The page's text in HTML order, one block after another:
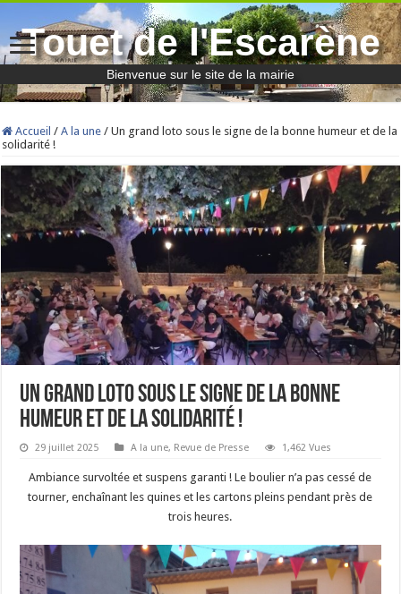
Touet de l'Escarène
Bienvenue sur le site de la mairie
Accueil / A la une / Un grand loto sous le signe de la bonne humeur et de la
solidarité !
Un grand loto sous le signe de la bonne
humeur et de la solidarité !
29 juillet 2025 A la une, Revue de Presse 1,462 Vues
Ambiance survoltée et suspens garanti ! Le boulier n’a pas cessé de
tourner, enchaînant les quines et les cartons pleins pendant près de
trois heures.